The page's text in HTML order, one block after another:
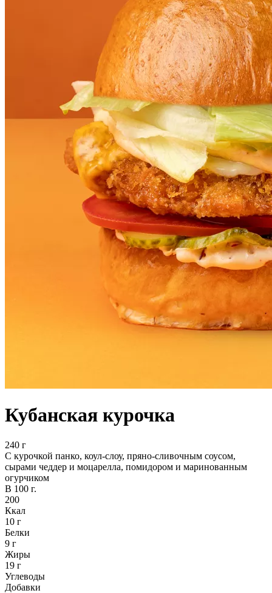
Кубанская курочка
240 г
С курочкой панко, коул-слоу, пряно-сливочным соусом,
сырами чеддер и моцарелла, помидором и маринованным
огурчиком
В 100 г.
200
Ккал
10 г
Белки
9 г
Жиры
19 г
Углеводы
Добавки